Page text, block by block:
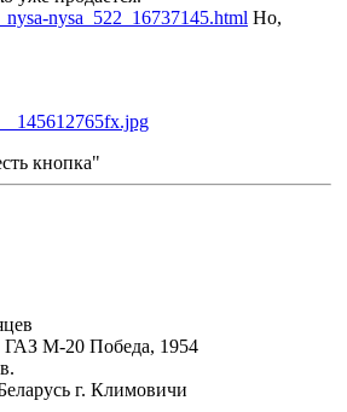
nysa_522_16737145.html Но,
кнопка"
ГАЗ М-20 Победа, 1954
г. Климовичи